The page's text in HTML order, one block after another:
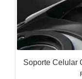
Soporte Celular